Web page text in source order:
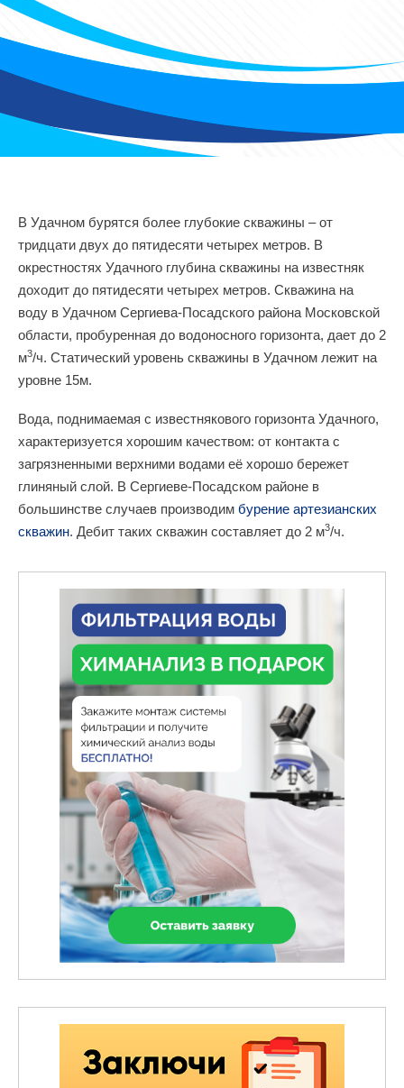
В Удачном бурятся более глубокие скважины – от
тридцати двух до пятидесяти четырех метров. В
окрестностях Удачного глубина скважины на известняк
доходит до пятидесяти четырех метров. Скважина на
воду в Удачном Сергиева-Посадского района Московской
области, пробуренная до водоносного горизонта, дает до 2
м3/ч. Статический уровень скважины в Удачном лежит на
уровне 15м.
Вода, поднимаемая с известнякового горизонта Удачного,
характеризуется хорошим качеством: от контакта с
загрязненными верхними водами её хорошо бережет
глиняный слой. В Сергиеве-Посадском районе в
большинстве случаев производим бурение артезианских
скважин. Дебит таких скважин составляет до 2 м3/ч.